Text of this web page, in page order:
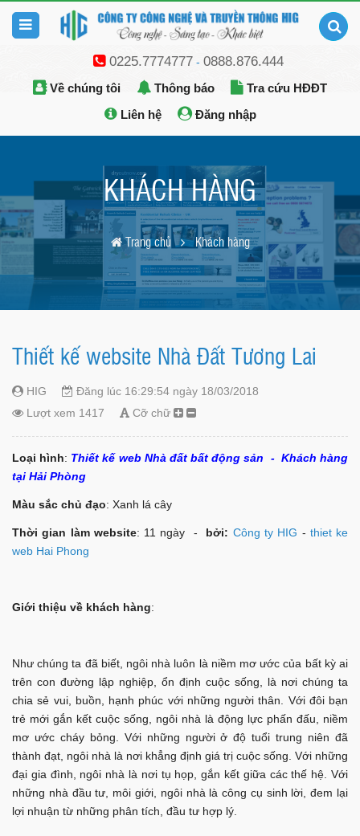
0225.7774777- 0888.876.444
Về chúng tôi Thông báo
Tra cứu HĐĐT
Liên hệ
Đăng nhập
KHÁCH HÀNG
Trang chủ Khách hàng
Thiết kế website Nhà Đất Tương Lai
HIG
Đăng lúc 16:29:54 ngày 18/03/2018
Lượt xem 1417
Cỡ chữ
Loại hình: Thiết kế web Nhà đất bất động sản - Khách hàng
tại Hải Phòng
Màu sắc chủ đạo: Xanh lá cây
Thời gian làm website: 11 ngày - bởi: Công ty HIG - thiet ke
web Hai Phong
Giới thiệu về khách hàng:
Như chúng ta đã biết, ngôi nhà luôn là niềm mơ ước của bất kỳ ai
trên con đường lập nghiệp, ổn định cuộc sống, là nơi chúng ta
chia sẻ vui, buồn, hạnh phúc với những người thân. Với đôi bạn
trẻ mới gắn kết cuộc sống, ngôi nhà là động lực phấn đấu, niềm
mơ ước cháy bỏng. Với những người ở độ tuổi trung niên đã
thành đạt, ngôi nhà là nơi khẳng định giá trị cuộc sống. Với những
đại gia đình, ngôi nhà là nơi tụ họp, gắn kết giữa các thế hệ. Với
những nhà đầu tư, môi giới, ngôi nhà là công cụ sinh lời, đem lại
lợi nhuận từ những phân tích, đầu tư hợp lý.